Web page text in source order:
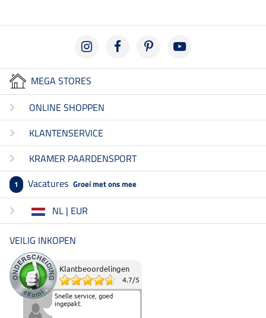
MEGA STORES
ONLINE SHOPPEN
KLANTENSERVICE
KRAMER PAARDENSPORT
1 Vacatures Groei met ons mee
NL | EUR
VEILIG INKOPEN
Klantbeoordelingen
4.7/5
Snelle service, goed
ingepakt.